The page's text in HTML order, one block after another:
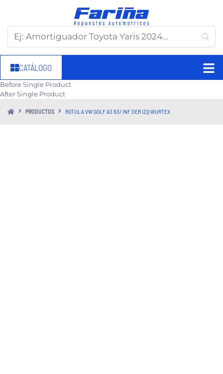
CATÁLOGO
Before Single Product
After Single Product
PRODUCTOS ROTULA VW GOLF A3 93/ INF DER IZQ WURTEX